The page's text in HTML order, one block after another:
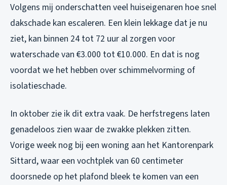
Volgens mij onderschatten veel huiseigenaren hoe snel
dakschade kan escaleren. Een klein lekkage dat je nu
ziet, kan binnen 24 tot 72 uur al zorgen voor
waterschade van €3.000 tot €10.000. En dat is nog
voordat we het hebben over schimmelvorming of
isolatieschade.
In oktober zie ik dit extra vaak. De herfstregens laten
genadeloos zien waar de zwakke plekken zitten.
Vorige week nog bij een woning aan het Kantorenpark
Sittard, waar een vochtplek van 60 centimeter
doorsnede op het plafond bleek te komen van een